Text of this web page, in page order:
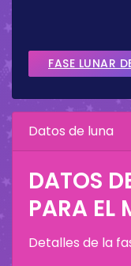
FASE LUNAR
Datos de luna
DATOS
PARA EL
Detalles de la